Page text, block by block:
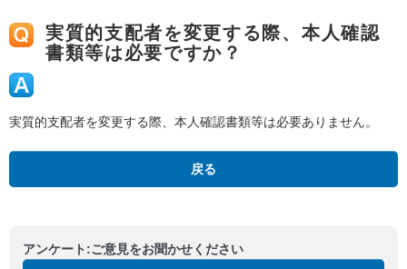
実質的支配者を変更する際、本人確認
書類等は必要ですか？
実質的支配者を変更する際、本人確認書類等は必要ありません。
戻る
アンケート:ご意見をお聞かせください